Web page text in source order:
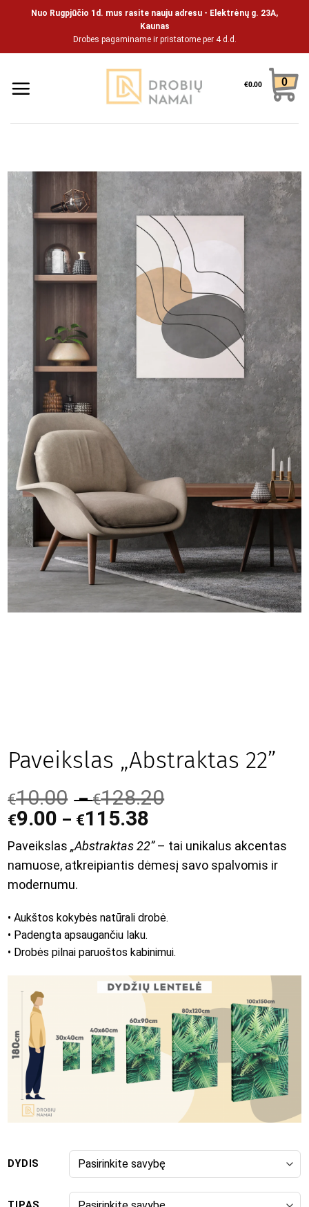
Nuo Rugpjūčio 1d. mus rasite nauju adresu - Elektrėnų g. 23A,
Kaunas
Drobes pagaminame ir pristatome per 4 d.d.
€0.00 0
Paveikslas „Abstraktas 22”
€10.00 –€128.20
€9.00 – €115.38
Paveikslas„Abstraktas 22”– tai unikalus akcentas
namuose, atkreipiantis dėmesį savo spalvomis ir
modernumu.
• Aukštos kokybės natūrali drobė.
• Padengta apsaugančiu laku.
• Drobės pilnai paruoštos kabinimui.
DYDIS